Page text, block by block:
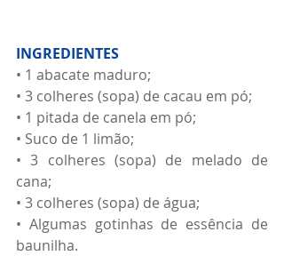
INGREDIENTES
• 1 abacate maduro;
• 3 colheres (sopa) de cacau em pó;
• 1 pitada de canela em pó;
• Suco de 1 limão;
• 3 colheres (sopa) de melado de
cana;
• 3 colheres (sopa) de água;
• Algumas gotinhas de essência de
baunilha.